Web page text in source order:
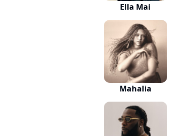
Ella Mai
Mahalia